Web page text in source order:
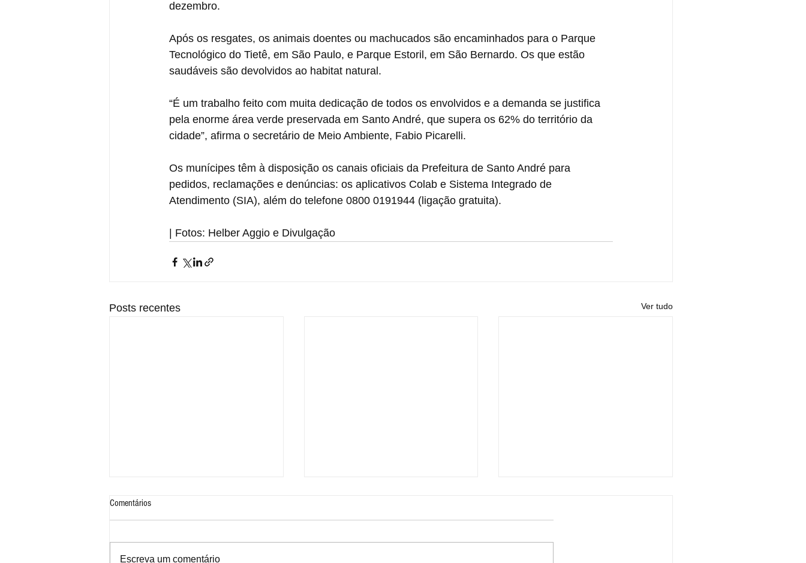
dezembro.
Após os resgates, os animais doentes ou machucados são encaminhados para o Parque
Tecnológico do Tietê, em São Paulo, e Parque Estoril, em São Bernardo. Os que estão
saudáveis são devolvidos ao habitat natural.
“É um trabalho feito com muita dedicação de todos os envolvidos e a demanda se justifica
pela enorme área verde preservada em Santo André, que supera os 62% do território da
cidade”, afirma o secretário de Meio Ambiente, Fabio Picarelli.
Os munícipes têm à disposição os canais oficiais da Prefeitura de Santo André para
pedidos, reclamações e denúncias: os aplicativos Colab e Sistema Integrado de
Atendimento (SIA), além do telefone 0800 0191944 (ligação gratuita).
| Fotos: Helber Aggio e Divulgação
Posts recentes Ver tudo
Comentários
Escreva um comentário